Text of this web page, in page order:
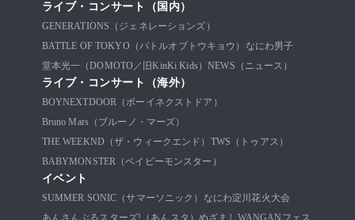
ライブ・コンサート（国内）
GENERATIONS（ジェネレーションズ）
BATTLE OF TOKYO（バトルオブトウキョウ）
なにわ男子
堂本光一（DOMOTO／旧KinKi Kids）NEWS（ニュース）
ライブ・コンサート（海外）
BOYNEXTDOOR（ボーイネクストドア）
Bruno Mars（ブルーノ・マーズ）
THE WEEKND（ザ・ウィークエンド） TWS（トゥアス）
BABYMONSTER（ベイビーモンスター）
イベント
SUMMER SONIC（サマーソニック） なにわ淀川花火大会